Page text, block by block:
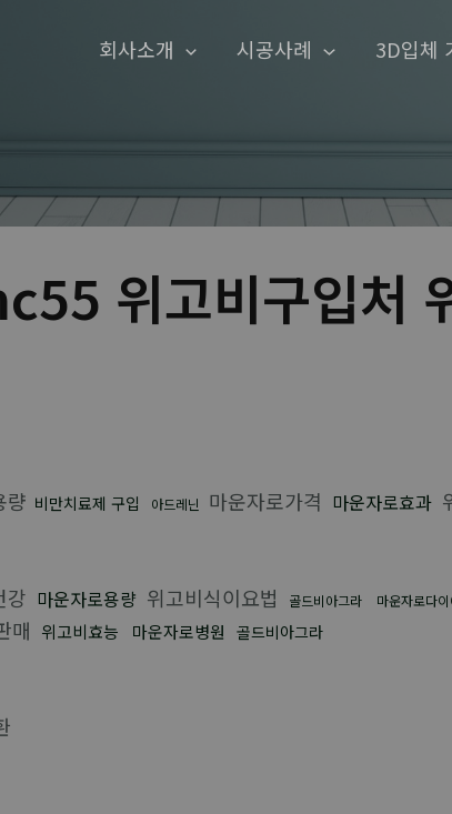
회사소개 시공사례 3D입체
위고비구입처
량 비만치료제 구입 아드레닌 마운자로가격 마운자로효과
강 마운자로용량 위고비식이요법 골드비아그라 마운자로다
매 위고비효능 마운자로병원 골드비아그라